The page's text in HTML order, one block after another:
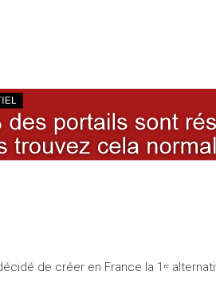
de créer en France la 1ʳᵉ